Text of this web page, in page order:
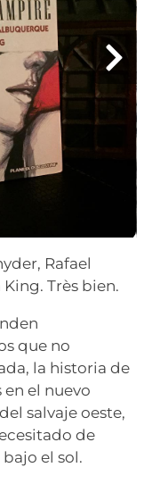
Rafael
Très bien.
que no
la historia de
el nuevo
salvaje oeste,
de
el sol.